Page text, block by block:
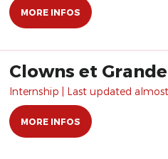
MORE INFOS
Clowns et
Internship | Last updated almost
MORE INFOS